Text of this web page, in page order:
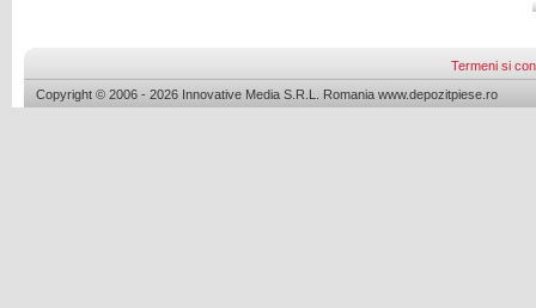
Termeni si
Copyright © 2006 - 2026 Innovative Media S.R.L. Romania www.depozitpiese.ro